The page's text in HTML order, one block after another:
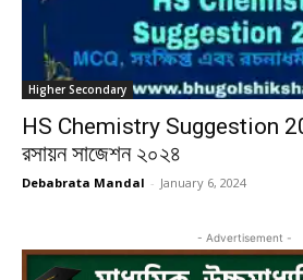
Higher Secondary
HS Chemistry Suggestion
রসায়ন সাজেশন ২০২৪
Debabrata Mandal - January 6, 2024
- Advertisement -